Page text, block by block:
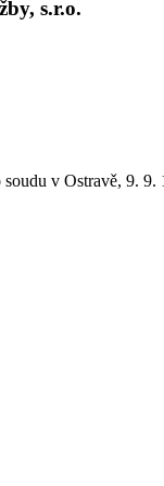
s.r.o.
v Ostravě, 9. 9.